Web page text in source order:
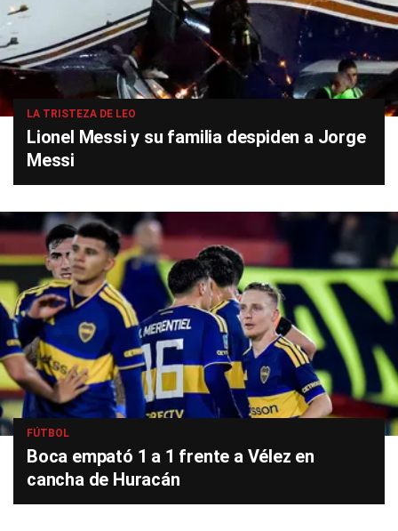
LA TRISTEZA DE LEO
Lionel Messi y su familia despiden a Jorge
Messi
FÚTBOL
Boca empató 1 a 1 frente a Vélez en
cancha de Huracán